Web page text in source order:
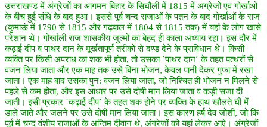
उत्तराखण्ड में अंग्रेजों का आगमन बिहार के सिघौली में 1815 में अंग्रेजों एवं गोर्खाओं
के बीच हुई संधि के बाद हुआ। इससे पूर्व चन्द राजाओं के पतन के बाद गोर्खाओं के राज
(कुमाऊं में 1790 से 1815 और गढ़वाल में 1804 से 1815 तक) में यहां के लोग खासे
परेशान थे। गोर्खाली राज शासकीय जुल्मों का बेहद ही काला अध्याय रहा। इस दौर में
कढ़ाई दीप व पाथर दान के मूर्खतापूर्ण तरीकों से दण्ड देने के प्राविधान थे। किसी
व्यक्ति पर किसी अपराध का शक भी होता, तो उसका `पाथर दान´ के तहत पत्थरों से
वजन लिया जाता और एक माह तक उसे बिना भोजन, केवल पानी देकर गुफा में रखा
जाता। एक माह बाद उसका पुन: वजन लिया जाता, जो निश्चित ही भोजन न मिलने से
पहले से कम होता, और इस आधार पर उसे दोषी मान लिया जाता व कड़ी सजा दी
जाती। इसी प्रकार `कढ़ाई दीप´ के तहत शक होने पर व्यक्ति के हाथ खौलते घी में
डाले जाते और जलने पर उसे दोषी मान लिया जाता। इस कारण हर्ष देव जोशी, जो कि
पूर्व में चन्द वंशीय राजाओं के अन्तिम दीवान थे, अंग्रेजों को यहां लेकर आऐ। अंग्रेजों